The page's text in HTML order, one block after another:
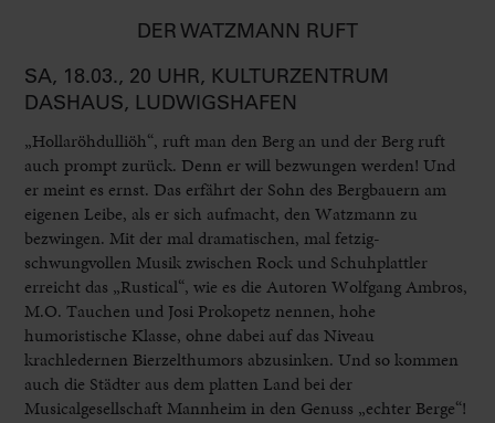
DER WATZMANN RUFT
SA, 18.03., 20 UHR, KULTURZENTRUM
DASHAUS, LUDWIGSHAFEN
„Hollaröhdulliöh“, ruft man den Berg an und der Berg ruft
auch prompt zurück. Denn er will bezwungen werden! Und
er meint es ernst. Das erfährt der Sohn des Bergbauern am
eigenen Leibe, als er sich aufmacht, den Watzmann zu
bezwingen. Mit der mal dramatischen, mal fetzig-
schwungvollen Musik zwischen Rock und Schuhplattler
erreicht das „Rustical“, wie es die Autoren Wolfgang Ambros,
M.O. Tauchen und Josi Prokopetz nennen, hohe
humoristische Klasse, ohne dabei auf das Niveau
krachledernen Bierzelthumors abzusinken. Und so kommen
auch die Städter aus dem platten Land bei der
Musicalgesellschaft Mannheim in den Genuss „echter Berge“!